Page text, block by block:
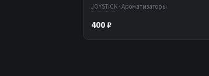
JOYSTICK · Ароматизаторы
400 ₽